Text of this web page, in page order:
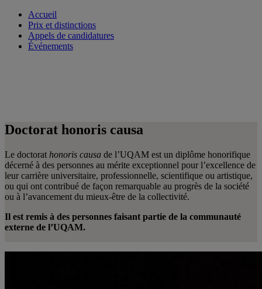
Accueil
Prix et distinctions
Appels de candidatures
Événements
Doctorat honoris causa
Le doctorat honoris causa de l’UQAM est un diplôme honorifique
décerné à des personnes au mérite exceptionnel pour l’excellence de
leur carrière universitaire, professionnelle, scientifique ou artistique,
ou qui ont contribué de façon remarquable au progrès de la société
ou à l’avancement du mieux-être de la collectivité.
Il est remis à des personnes faisant partie de la communauté
externe de l’UQAM.